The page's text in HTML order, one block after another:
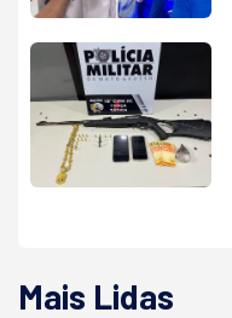
Mais Lidas